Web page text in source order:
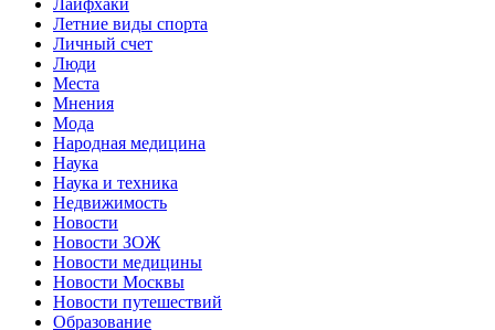
Летние виды спорта
Личный счет
Люди
Места
Мнения
Мода
Народная медицина
Наука
Наука и техника
Недвижимость
Новости
Новости ЗОЖ
Новости медицины
Новости Москвы
Новости путешествий
Образование